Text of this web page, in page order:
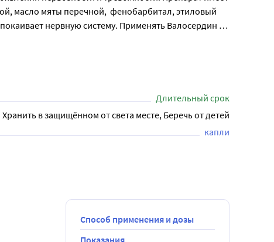
масло мяты перечной,  фенобарбитал, этиловый
нервную систему. Применять Валосердин
использованием необходимо ознакомиться с
Длительный срок
Хранить в защищённом от света месте, Беречь от детей
капли
Способ применения и дозы
Показания